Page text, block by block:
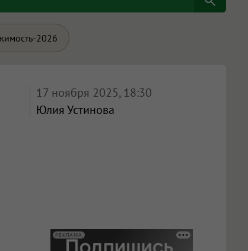
2026
17 ноября 2025, 18:30
Юлия Устинова
РЕКЛАМА